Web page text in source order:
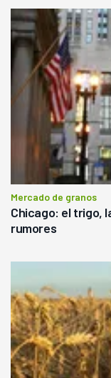
Mercado de granos
Chicago: el trigo,
rumores